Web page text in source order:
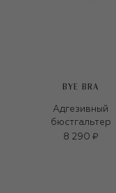
BYE BRA
Адгезивный
бюстгальтер
8 290 ₽